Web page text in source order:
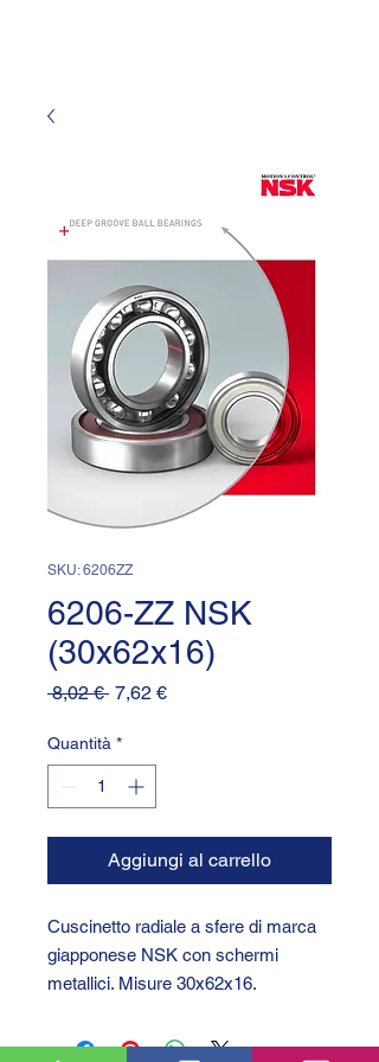
SKU: 6206ZZ
6206-ZZ NSK
(30x62x16)
8,02 € Prezzo
7,62 €Prezzo
Quantità *
Aggiungi al carrello
Cuscinetto radiale a sfere di marca
giapponese NSK con schermi
metallici. Misure 30x62x16.